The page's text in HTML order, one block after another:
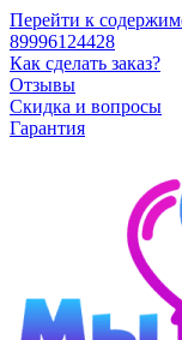
Перейти к
89996124428
Как сделать заказ?
Отзывы
Скидка и вопросы
Гарантия